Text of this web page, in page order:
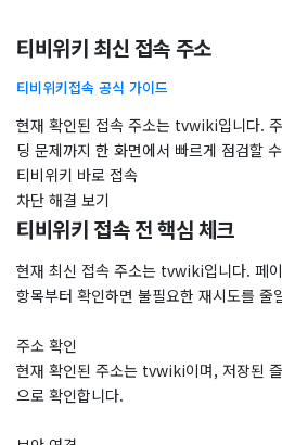
티비위키 최신 접속 주소
티비위키접속 공식 가이드
현재 확인된 접속 주소는 tvwiki입니다.
딩 문제까지 한 화면에서 빠르게 점검할
티비위키 바로 접속
차단 해결 보기
티비위키 접속 전 핵심 체크
현재 최신 접속 주소는 tvwiki입니다. 페
항목부터 확인하면 불필요한 재시도를 줄
주소 확인
현재 확인된 주소는 tvwiki이며, 저장된
으로 확인합니다.